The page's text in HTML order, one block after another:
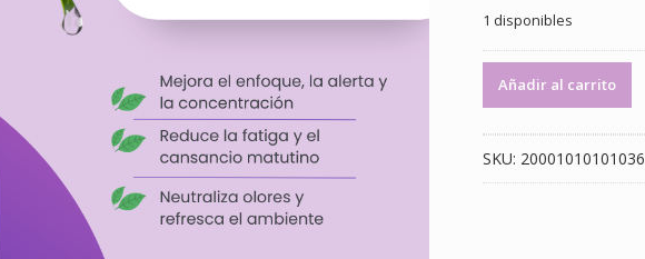
1 disponibles
es.
vidrio
Añadir al carrito
SKU: 20001010101036